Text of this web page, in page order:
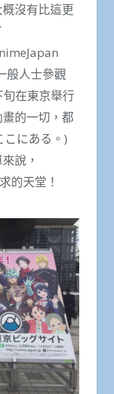
沒有比這更
般人士參觀
在東京舉行
的一切，都
こにある。)
說，
的天堂！